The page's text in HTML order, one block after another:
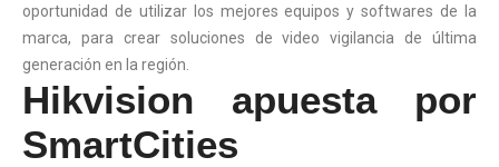
oportunidad de utilizar los mejores equipos y softwares de la
marca, para crear soluciones de video vigilancia de última
generación en la región.
Hikvision apuesta por
SmartCities